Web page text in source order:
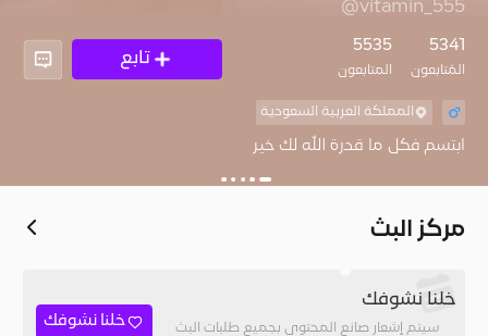
@vitamin_555
5341
المُتابعون
5535
المتابعون
تابع
المملكة العربية السعودية
ابتسم فكل ما قدرة الله لك خير
مركز البث
خلنا نشوفك
سيتم إشعار صانع المحتوى بجميع طلبات البث
خلنا نشوفك